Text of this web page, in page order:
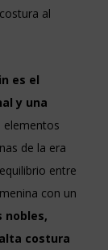
al
es el
y una
elementos
de la era
entre
con un
nobles,
costura